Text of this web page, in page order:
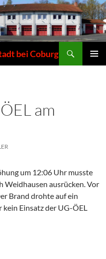
bei Coburg
am
um 12:06 Uhr musste
Weidhausen ausrücken. Vor
Brand drohte auf ein
kein Einsatz der UG-ÖEL